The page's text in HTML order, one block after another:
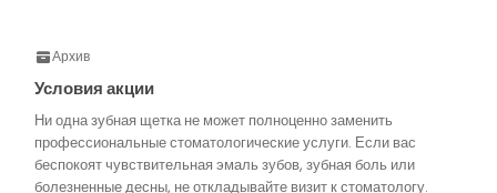
Архив
Условия акции
Ни одна зубная щетка не может полноценно заменить
профессиональные стоматологические услуги. Если вас
беспокоят чувствительная эмаль зубов, зубная боль или
болезненные десны, не откладывайте визит к стоматологу.